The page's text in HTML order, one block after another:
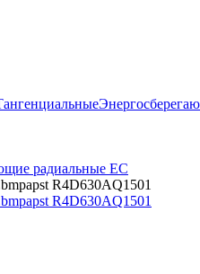
радиальные EC
R4D630AQ1501